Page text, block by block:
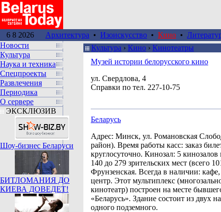
6 8 2026 Архитектура • Изоискусство • Кино •
Новости
Культура
Наука и техника
Спецпроекты
Развлечения
Периодика
О сервере
ЭКСКЛЮЗИВ
Шоу-бизнес Беларуси
БИТЛОМАНИЯ ДО
КИЕВА ДОВЕДЕТ!
Культура › Кино › Кинотеатры
Музей истории белорусского кино
ул. Свердлова, 4
Справки по тел. 227-10-75
Беларусь
Адрес: Минск, ул. Романовская
район). Время работы касс: заказ
круглосуточно. Кинозал: 5
140 до 279 зрительских мест (всего
Фрунзенская. Всегда в наличии:
центр. Этот мультиплекс
кинотеатр) построен на месте
«Беларусь». Здание состоит из двух
одного подземного.